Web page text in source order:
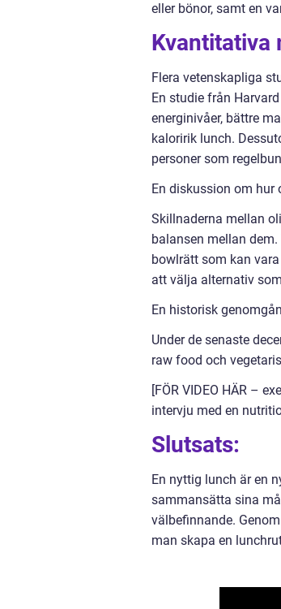
eller bönor, samt en
Kvantitativa
Flera vetenskapliga
En studie från
energinivåer, bättre
kaloririk lunch.
personer som
En diskussion om hur
Skillnaderna mellan
balansen mellan
bowlrätt som kan
att välja alternativ
En historisk
Under de senaste
raw food och
[FÖR VIDEO HÄR –
intervju med en
Slutsats:
En nyttig lunch är en
sammansätta sina
välbefinnande.
man skapa en